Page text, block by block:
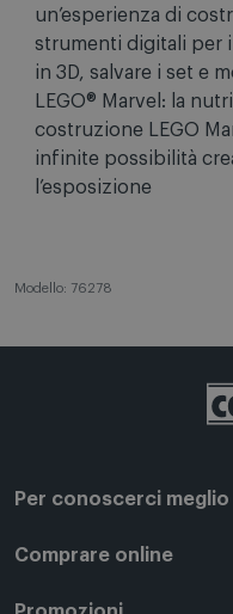
un’esperienza di
strumenti digitali per
in 3D, salvare i set e
LEGO® Marvel: la
costruzione LEGO
infinite possibilità
l’esposizione
Modello: 76278
Per conoscerci meglio
Il Gruppo Comet
Punti di forza
Comprare online
Registrati su Comet